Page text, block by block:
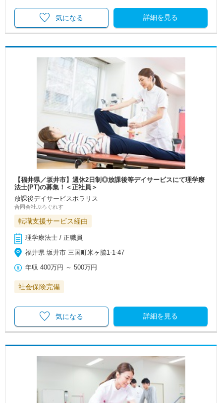
詳細を見る
気になる
【福井県／坂井市】週休2日制◎放課後等デイサービスにて理学療
法士(PT)の募集！＜正社員＞
放課後デイサービスポラリス
合同会社ぷろぐれす
転職支援サービス経由
理学療法士 / 正職員
福井県 坂井市 三国町米ヶ脇1-1-47
年収 400万円 ～500万円
社会保険完備
詳細を見る
気になる